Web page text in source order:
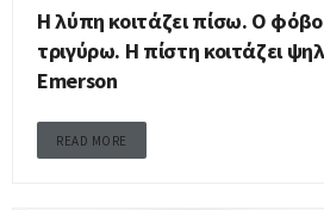
Η λύπη κοιτάζει πίσω. Ο
τριγύρω. Η πίστη κοιτάζει
Emerson
READ MORE